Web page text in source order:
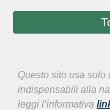
Questo sito usa solo
indispensabili alla
leggi l’informativa